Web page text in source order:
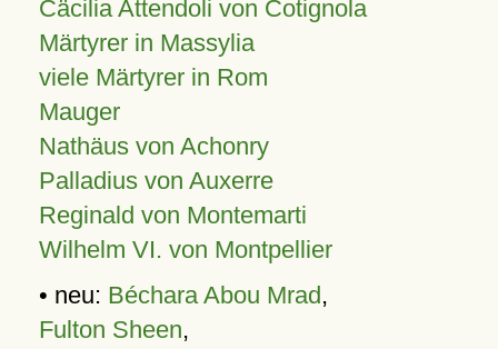
Cäcilia Attendoli von Cotignola
Märtyrer in Massylia
viele Märtyrer in Rom
Mauger
Nathäus von Achonry
Palladius von Auxerre
Reginald von Montemarti
Wilhelm VI. von Montpellier
• neu: Béchara Abou Mrad,
Fulton Sheen,